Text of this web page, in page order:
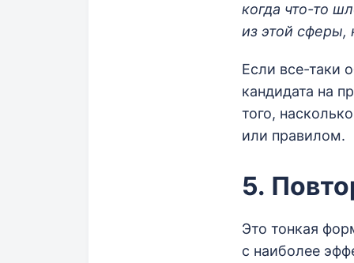
когда что-то
из этой сферы,
Если все-таки
кандидата на
того,
или правилом.
5.
Это тонкая
с наиболее